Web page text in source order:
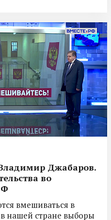
Джабаров.
во
вмешиваться в
нашей стране выборы